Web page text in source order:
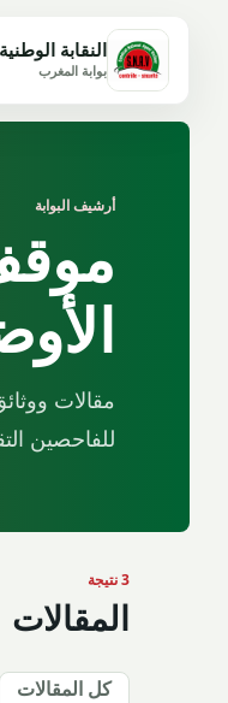
النقابة
بوابة المغرب
أرشيف البوابة
مقالات
للفاحصين
3 نتيجة
المقالات
كل المقالات